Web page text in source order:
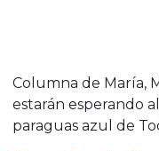
Columna de María,
estarán esperando
paraguas azul de